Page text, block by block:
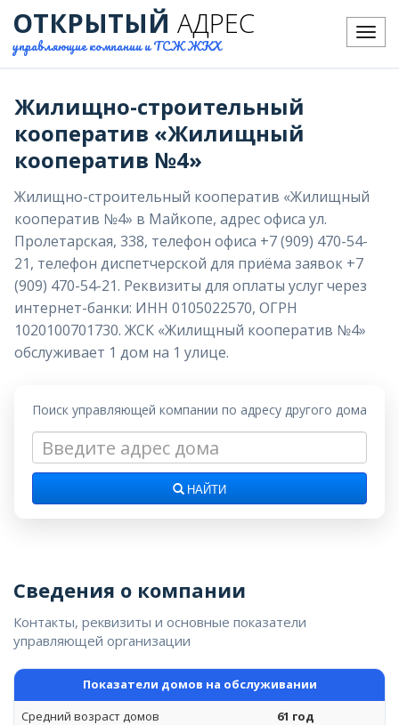
Меню
ОТКРЫТЫЙ АДРЕС
управляющие компании и ТСЖ ЖКХ
Жилищно-строительный
кооператив «Жилищный
кооператив №4»
Жилищно-строительный кооператив «Жилищный
кооператив №4» в Майкопе, адрес офиса ул.
Пролетарская, 338, телефон офиса +7 (909) 470-54-
21, телефон диспетчерской для приёма заявок +7
(909) 470-54-21. Реквизиты для оплаты услуг через
интернет-банки: ИНН 0105022570, ОГРН
1020100701730. ЖСК «Жилищный кооператив №4»
обслуживает 1 дом на 1 улице.
Поиск управляющей компании по адресу другого дома
НАЙТИ
Сведения о компании
Контакты, реквизиты и основные показатели
управляющей организации
Показатели домов на обслуживании
Средний возраст домов
61 год